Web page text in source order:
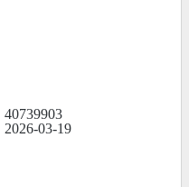
40739903
2026-03-19